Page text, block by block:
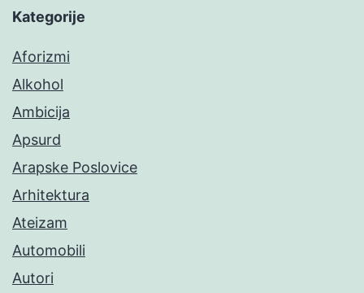
Kategorije
Aforizmi
Alkohol
Ambicija
Apsurd
Arapske Poslovice
Arhitektura
Ateizam
Automobili
Autori